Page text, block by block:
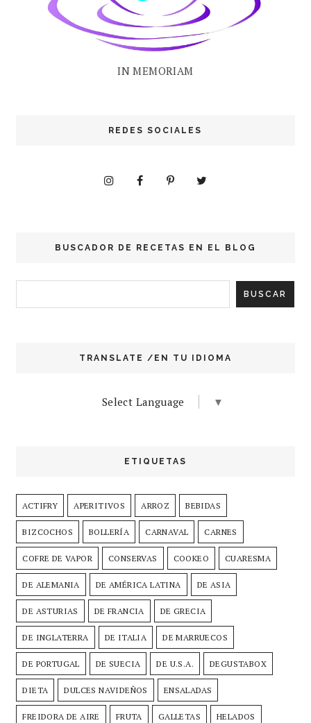
IN MEMORIAM
REDES SOCIALES
BUSCADOR DE RECETAS EN EL BLOG
TRANSLATE /EN TU IDIOMA
Select Language ▼
ETIQUETAS
ACTIFRY APERITIVOS ARROZ BEBIDAS
BIZCOCHOS BOLLERÍA CARNAVAL CARNES
COFRE DE VAPOR CONSERVAS COOKEO CUARESMA
DE ALEMANIA DE AMÉRICA LATINA DE ASIA
DE ASTURIAS DE FRANCIA DE GRECIA
DE INGLATERRA DE ITALIA DE MARRUECOS
DE PORTUGAL DE SUECIA DE U.S.A. DEGUSTABOX
DIETA DULCES NAVIDEÑOS ENSALADAS
FREIDORA DE AIRE FRUTA GALLETAS HELADOS